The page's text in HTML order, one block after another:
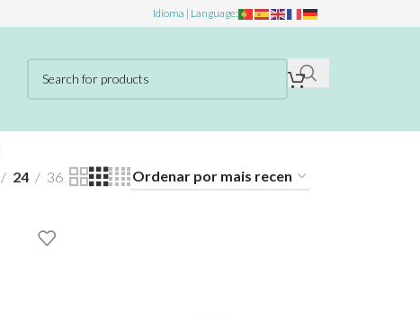
Idioma | Language:
24 36